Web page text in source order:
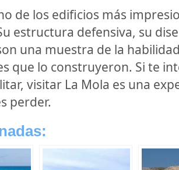
de los edificios más
estructura defensiva, su
una muestra de la
que lo construyeron. Si te
visitar La Mola es una
perder.